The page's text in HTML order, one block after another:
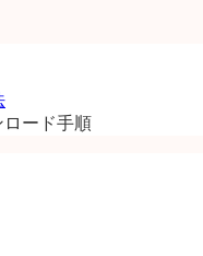
ロード手順